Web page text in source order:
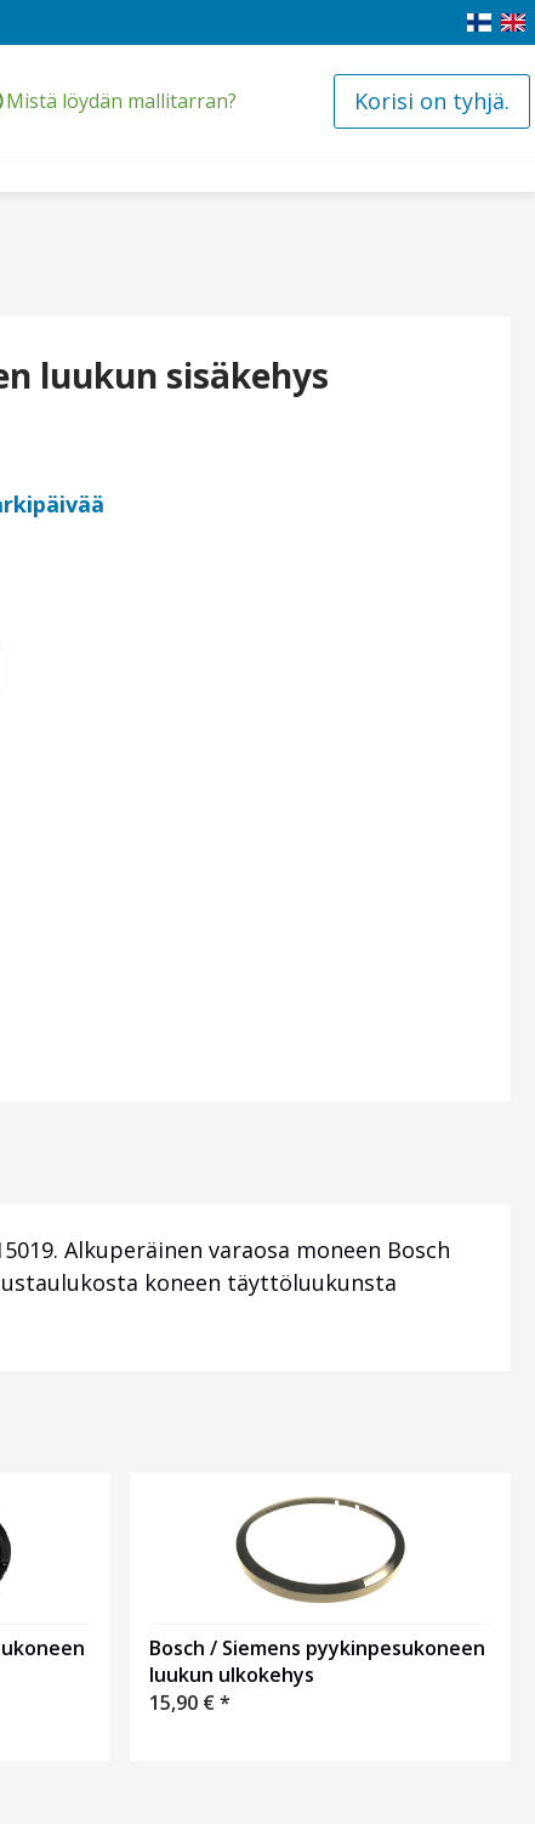
Mistä löydän mallitarran? Korisi on tyhjä.
luukun sisäkehys
Alkuperäinen varaosa moneen Bosch
koneen täyttöluukunsta
Bosch / Siemens pyykinpesukoneen
luukun ulkokehys
15,90 €*